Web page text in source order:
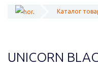
Каталог
UNICORN